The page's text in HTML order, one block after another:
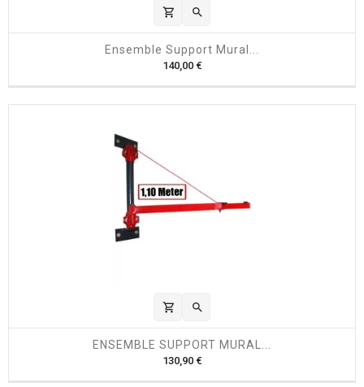
shopping_cart 
Ensemble Support Mural...
140,00 €P
x
shopping_cart 
ENSEMBLE SUPPORT MURAL...
130,90 €P